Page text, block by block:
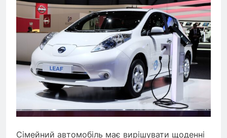
Сімейний автомобіль має вирішувати щоденні